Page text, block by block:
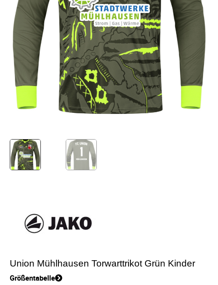
Union Mühlhausen Torwarttrikot Grün Kinder
Größentabelle